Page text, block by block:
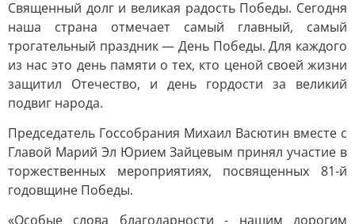
Священный долг и великая радость Победы. Сегодня
наша страна отмечает самый главный, самый
трогательный праздник — День Победы. Для каждого
из нас это день памяти о тех, кто ценой своей жизни
защитил Отечество, и день гордости за великий
подвиг народа.
Председатель Госсобрания Михаил Васютин вместе с
Главой Марий Эл Юрием Зайцевым принял участие в
торжественных мероприятиях, посвященных 81-й
годовщине Победы.
«Особые слова благодарности - нашим дорогим